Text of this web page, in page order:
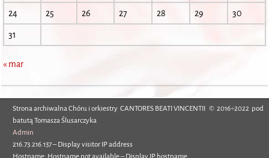
24 25 26 27 28 29 30
31
« mar
Strona archiwalna Chóru i orkiestry CANTORES BEATI VINCENTII © 2016÷2022 pod
batutą Tomasza Ślusarczyka
Admin
216.73.216.137 – Display visitor IP address